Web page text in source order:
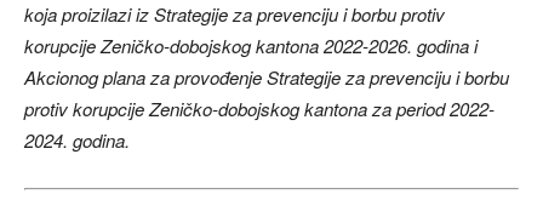
koja proizilazi iz Strategije za prevenciju i borbu protiv
korupcije Zeničko-dobojskog kantona 2022-2026. godina i
Akcionog plana za provođenje Strategije za prevenciju i borbu
protiv korupcije Zeničko-dobojskog kantona za period 2022-
2024. godina.